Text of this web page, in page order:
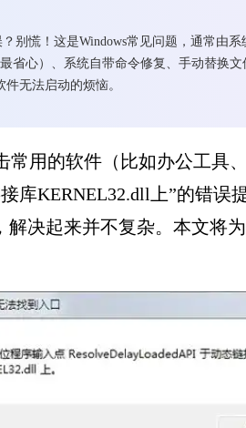
别慌！这是Windows常见问题，通常由
省心）、系统自带命令修复、手动替换文
无法启动的烦恼。
常用的软件（比如办公工具
库KERNEL32.dll上”的错误
决起来并不复杂。本文将